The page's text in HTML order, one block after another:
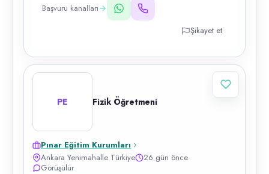
Başvuru kanalları
Şikayet et
PE Fizik Öğretmeni
Pınar Eğitim Kurumları
Ankara Yenimahalle Türkiye
26 gün önce
Görüşülür